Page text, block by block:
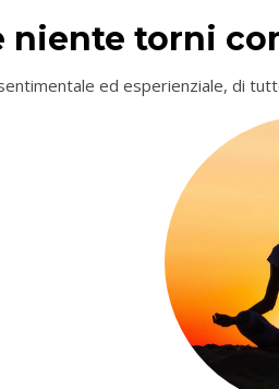
niente torni
ed esperienziale, di